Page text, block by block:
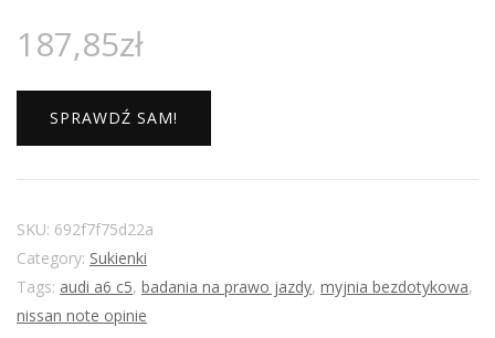
187,85zł
SPRAWDŹ SAM!
SKU: 692f7f75d22a
Category: Sukienki
Tags: audi a6 c5, badania na prawo jazdy, myjnia bezdotykowa,
nissan note opinie